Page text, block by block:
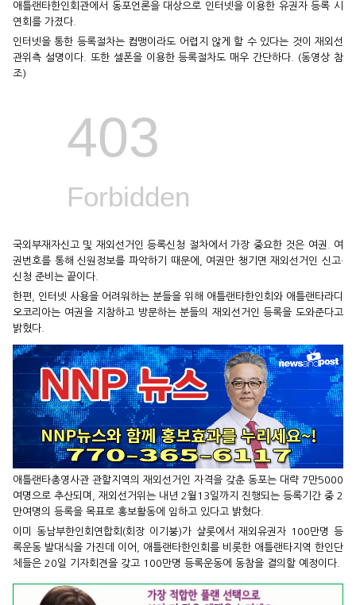
애틀랜타한인회관에서 동포언론을 대상으로 인터넷을 이용한 유권자 등록 시
연회를 가졌다.
인터넷을 통한 등록절차는 컴맹이라도 어렵지 않게 할 수 있다는 것이 재외선
관위측 설명이다. 또한 셀폰을 이용한 등록절차도 매우 간단하다. (동영상 참
조)
국외부재자신고 및 재외선거인 등록신청 절차에서 가장 중요한 것은 여권. 여
권번호를 통해 신원정보를 파악하기 때문에, 여권만 챙기면 재외선거인 신고·
신청 준비는 끝이다.
한편, 인터넷 사용을 어려워하는 분들을 위해 애틀랜타한인회와 애틀랜타라디
오코리아는 여권을 지참하고 방문하는 분들의 재외선거인 등록을 도와준다고
밝혔다.
애틀랜타총영사관 관할지역의 재외선거인 자격을 갖춘 동포는 대략 7만5000
여명으로 추산되며, 재외선거위는 내년 2월13일까지 진행되는 등록기간 중 2
만여명의 등록을 목표로 홍보활동에 임하고 있다고 밝혔다.
이미 동남부한인회연합회(회장 이기붕)가 샬롯에서 재외유권자 100만명 등
록운동 발대식을 가진데 이어, 애틀랜타한인회를 비롯한 애틀랜타지역 한인단
체들은 20일 기자회견을 갖고 100만명 등록운동에 동참을 결의할 예정이다.